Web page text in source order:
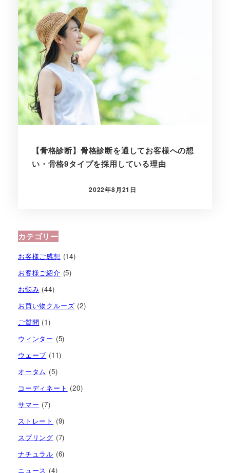
【骨格診断】骨格診断を通してお客様への想
い・骨格9タイプを採用している理由
投稿日
2022年8月21日
カテゴリー
お客様ご感想 (14)
お客様ご紹介 (5)
お悩み (44)
お買い物クルーズ (2)
ご質問 (1)
ウィンター (5)
ウェーブ (11)
オータム (5)
コーディネート (20)
サマー (7)
ストレート (9)
スプリング (7)
ナチュラル (6)
ニュース (4)